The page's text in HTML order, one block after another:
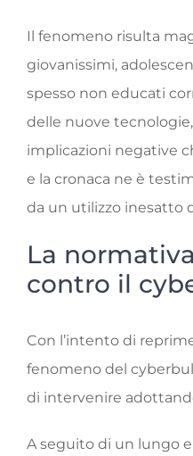
Il fenomeno risulta
giovanissimi,
spesso non educati
delle nuove
implicazioni negative
e la cronaca ne è
da un utilizzo inesatto
La
contro il
Con l’intento di
fenomeno del
di intervenire
A seguito di un lungo